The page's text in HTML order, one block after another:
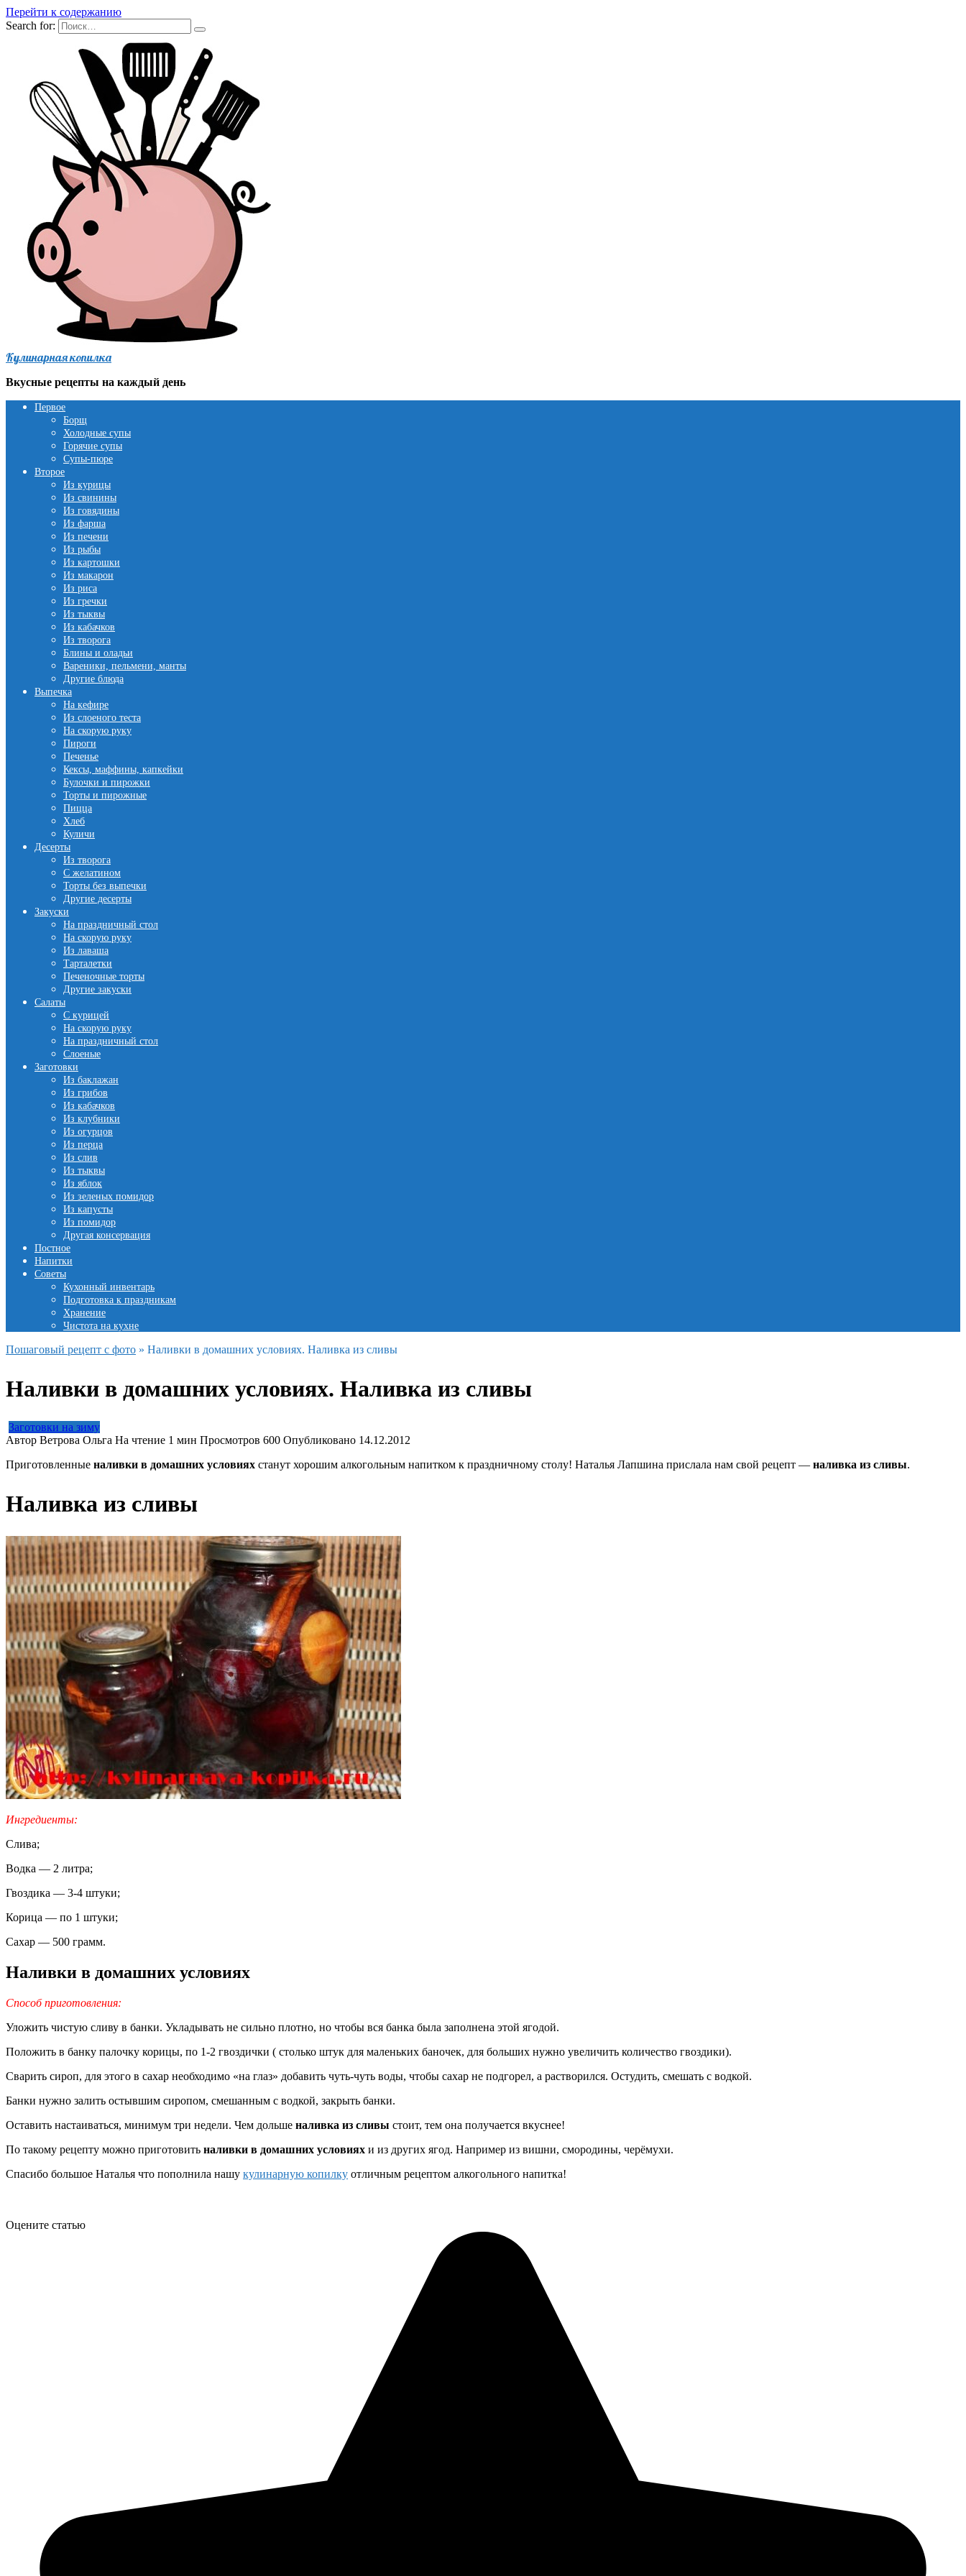
Перейти к содержанию
Search for:
Кулинарная копилка
Вкусные рецепты на каждый день
Первое
Борщ
Холодные супы
Горячие супы
Супы-пюре
Второе
Из курицы
Из свинины
Из говядины
Из фарша
Из печени
Из рыбы
Из картошки
Из макарон
Из риса
Из гречки
Из тыквы
Из кабачков
Из творога
Блины и оладьи
Вареники, пельмени, манты
Другие блюда
Выпечка
На кефире
Из слоеного теста
На скорую руку
Пироги
Печенье
Кексы, маффины, капкейки
Булочки и пирожки
Торты и пирожные
Пицца
Хлеб
Куличи
Десерты
Из творога
С желатином
Торты без выпечки
Другие десерты
Закуски
На праздничный стол
На скорую руку
Из лаваша
Тарталетки
Печеночные торты
Другие закуски
Салаты
С курицей
На скорую руку
На праздничный стол
Слоеные
Заготовки
Из баклажан
Из грибов
Из кабачков
Из клубники
Из огурцов
Из перца
Из слив
Из тыквы
Из яблок
Из зеленых помидор
Из капусты
Из помидор
Другая консервация
Постное
Напитки
Советы
Кухонный инвентарь
Подготовка к праздникам
Хранение
Чистота на кухне
Пошаговый рецепт с фото » Наливки в домашних условиях. Наливка из сливы
Наливки в домашних условиях. Наливка из сливы
Заготовки на зиму
Автор Ветрова Ольга На чтение 1 мин Просмотров 600 Опубликовано 14.12.2012
Приготовленные наливки в домашних условиях станут хорошим алкогольным напитком к праздничному столу! Наталья Лапшина прислала нам свой рецепт — наливка из сливы.
Наливка из сливы
Ингредиенты:
Слива;
Водка — 2 литра;
Гвоздика — 3-4 штуки;
Корица — по 1 штуки;
Сахар — 500 грамм.
Наливки в домашних условиях
Способ приготовления:
Уложить чистую сливу в банки. Укладывать не сильно плотно, но чтобы вся банка была заполнена этой ягодой.
Положить в банку палочку корицы, по 1-2 гвоздички ( столько штук для маленьких баночек, для больших нужно увеличить количество гвоздики).
Сварить сироп, для этого в сахар необходимо «на глаз» добавить чуть-чуть воды, чтобы сахар не подгорел, а растворился. Остудить, смешать с водкой.
Банки нужно залить остывшим сиропом, смешанным с водкой, закрыть банки.
Оставить настаиваться, минимум три недели. Чем дольше наливка из сливы стоит, тем она получается вкуснее!
По такому рецепту можно приготовить наливки в домашних условиях и из других ягод. Например из вишни, смородины, черёмухи.
Спасибо большое Наталья что пополнила нашу кулинарную копилку отличным рецептом алкогольного напитка!
Оцените статью